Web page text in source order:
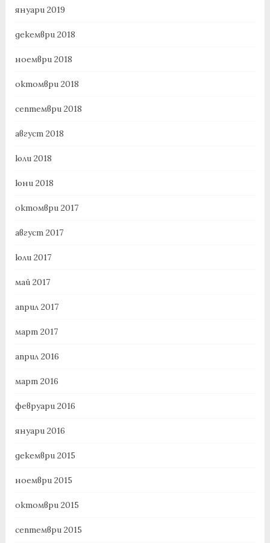
януари 2019
декември 2018
ноември 2018
октомври 2018
септември 2018
август 2018
юли 2018
юни 2018
октомври 2017
август 2017
юли 2017
май 2017
април 2017
март 2017
април 2016
март 2016
февруари 2016
януари 2016
декември 2015
ноември 2015
октомври 2015
септември 2015